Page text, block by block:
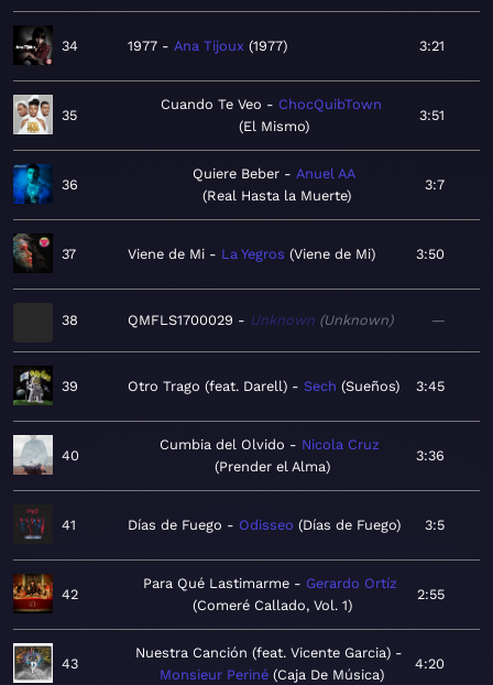
34 1977 Ana Tijoux 1977 3:21
35
Cuando Te Veo
ChocQuibTown
El Mismo
3:51
36
Quiere Beber
Anuel AA
Real Hasta la Muerte
3:7
37 Viene de Mi La Yegros Viene de Mi 3:50
38 QMFLS1700029 Unknown Unknown —
39 Otro Trago (feat. Darell) Sech Sueños 3:45
40
Cumbia del Olvido
Nicola Cruz
Prender el Alma
3:36
41 Días de Fuego Odisseo Días de Fuego 3:5
42
Para Qué Lastimarme
Gerardo Ortíz
Comeré Callado, Vol. 1
2:55
43
Nuestra Canción (feat. Vicente Garcia)
Monsieur Periné Caja De Música
4:20